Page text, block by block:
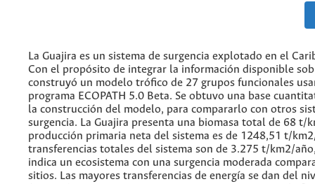
La Guajira es un sistema de surgencia explotado en el
Con el propósito de integrar la información disponible
construyó un modelo trófico de 27 grupos funcionales
programa ECOPATH 5.0 Beta. Se obtuvo una base
la construcción del modelo, para compararlo con otros
surgencia. La Guajira presenta una biomasa total de 68 t/
producción primaria neta del sistema es de 1248,51 t/
transferencias totales del sistema son de 3.275 t/km2/
indica un ecosistema con una surgencia moderada
sitios. Las mayores transferencias de energía se dan del